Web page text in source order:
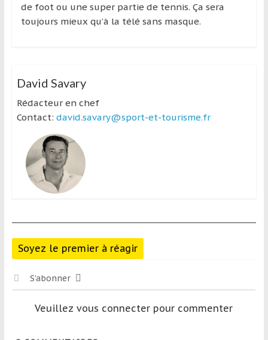
de foot ou une super partie de tennis. Ça sera
toujours mieux qu’à la télé sans masque.
David Savary
Rédacteur en chef
Contact: david.savary@sport-et-tourisme.fr
Soyez le premier à réagir
S’abonner
Veuillez vous connecter pour commenter